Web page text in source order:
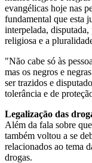
evangélicas hoje nas
fundamental que esta
interpelada, disputada,
religiosa e a
"Não cabe só às
mas os negros e
ser trazidos e
tolerância e de
Legalização das
Além da fala sobre
também voltou a se
relacionados ao tema
drogas.